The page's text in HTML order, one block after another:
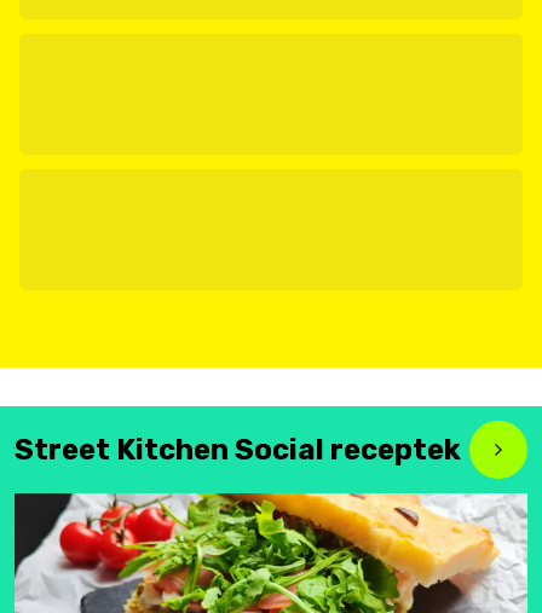
Street Kitchen Social receptek